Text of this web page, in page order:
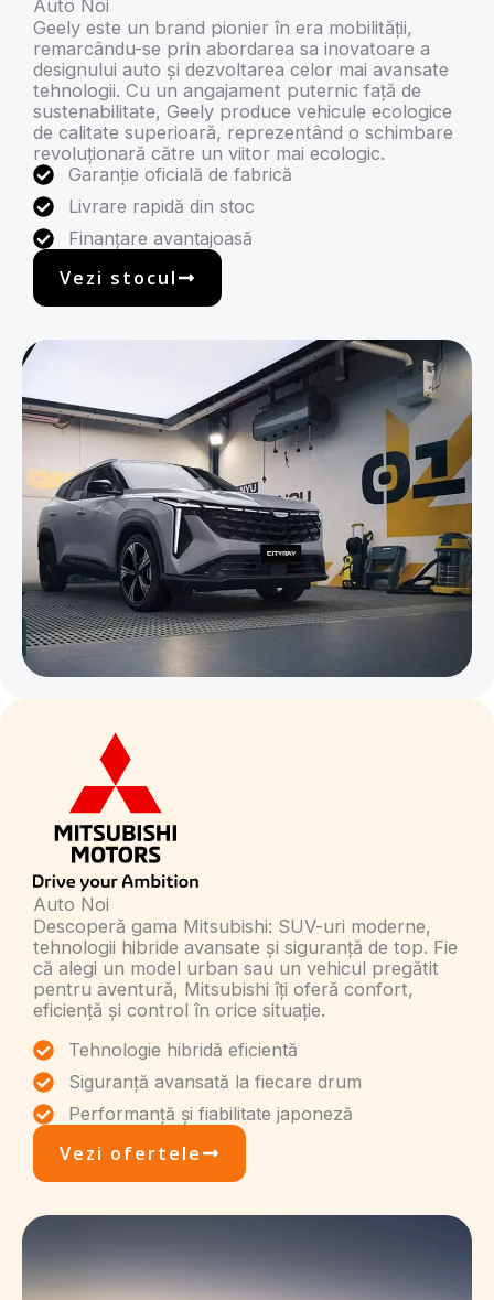
Auto Noi
Geely este un brand pionier în era mobilității,
remarcându-se prin abordarea sa inovatoare a
designului auto și dezvoltarea celor mai avansate
tehnologii. Cu un angajament puternic față de
sustenabilitate, Geely produce vehicule ecologice
de calitate superioară, reprezentând o schimbare
revoluționară către un viitor mai ecologic.
Garanție oficială de fabrică
Livrare rapidă din stoc
Finanțare avantajoasă
Vezi stocul
Auto Noi
Descoperă gama Mitsubishi: SUV-uri moderne,
tehnologii hibride avansate și siguranță de top. Fie
că alegi un model urban sau un vehicul pregătit
pentru aventură, Mitsubishi îți oferă confort,
eficiență și control în orice situație.
Tehnologie hibridă eficientă
Siguranță avansată la fiecare drum
Performanță și fiabilitate japoneză
Vezi ofertele